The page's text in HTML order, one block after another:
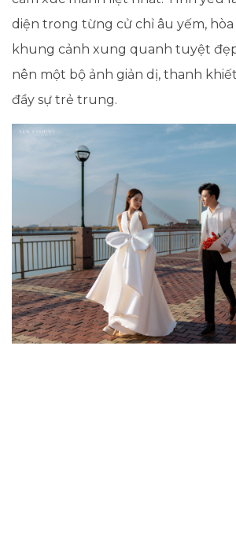
diện trong từng cử chỉ âu yếm,
khung cảnh xung quanh tuyệt
nên một bộ ảnh giản dị, thanh
đầy sự trẻ trung.